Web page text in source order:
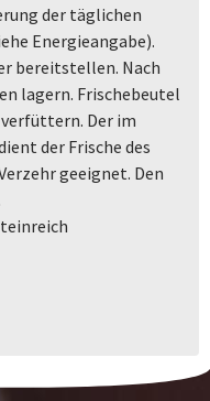
der täglichen
Energieangabe).
bereitstellen. Nach
lagern. Frischebeutel
Der im
der Frische des
geeignet. Den